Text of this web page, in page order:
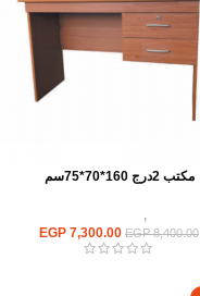
مكتب 2درج 160*70*75سم
مكاتب,
EGP8,400.00
EGP 7,300.00